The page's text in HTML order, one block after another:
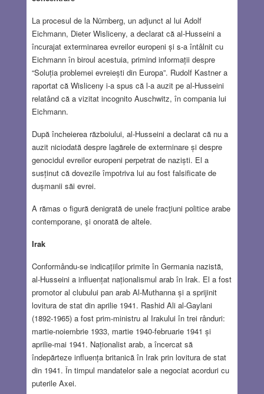
La procesul de la Nürnberg, un adjunct al lui Adolf
Eichmann, Dieter Wisliceny, a declarat că al-Husseini a
încurajat exterminarea evreilor europeni și s-a întâlnit cu
Eichmann în biroul acestuia, primind informații despre
“Soluția problemei evreiești din Europa”. Rudolf Kastner a
raportat că Wisliceny i-a spus că l-a auzit pe al-Husseini
relatând că a vizitat incognito Auschwitz, în compania lui
Eichmann.
După încheierea războiului, al-Husseini a declarat că nu a
auzit niciodată despre lagărele de exterminare și despre
genocidul evreilor europeni perpetrat de naziști. El a
susținut că dovezile împotriva lui au fost falsificate de
dușmanii săi evrei.
A rămas o figură denigrată de unele fracţiuni politice arabe
contemporane, şi onorată de altele.
Irak
Conformându-se indicațiilor primite în Germania nazistă,
al-Husseini a influențat naționalismul arab în Irak. El a fost
promotor al clubului pan arab Al-Muthanna și a sprijinit
lovitura de stat din aprilie 1941. Rashid Ali al-Gaylani
(1892-1965) a fost prim-ministru al Irakului în trei rânduri:
martie-noiembrie 1933, martie 1940-februarie 1941 și
aprilie-mai 1941. Naționalist arab, a încercat să
îndepărteze influența britanică în Irak prin lovitura de stat
din 1941. În timpul mandatelor sale a negociat acorduri cu
puterile Axei.